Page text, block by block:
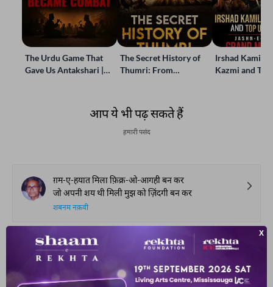
The Urdu Game That
Gave Us Antakshari |
The Secret History of
Thumri: From
Irshad Kamil,
Kazmi and
आप ये भी पढ़ सकते हैं
हमारी पसंद
ग़म-ए-हयात मिला फ़िक्र-ओ-आगही बन कर
जो अपनी शय थी मिली मुझ को ज़िंदगी बन कर
शबनम नक़वी
हम से वो जान-ए-सुख़न रब्त-ए-नवा चाहती है
चाँद है और चराग़ों से ज़िया चाहती है
इरफ़ान सिद्दीक़ी